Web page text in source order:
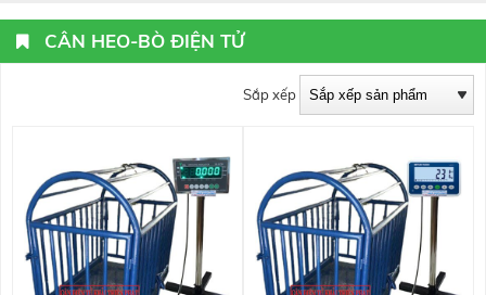
CÂN HEO-BÒ ĐIỆN TỬ
Sắp xếp